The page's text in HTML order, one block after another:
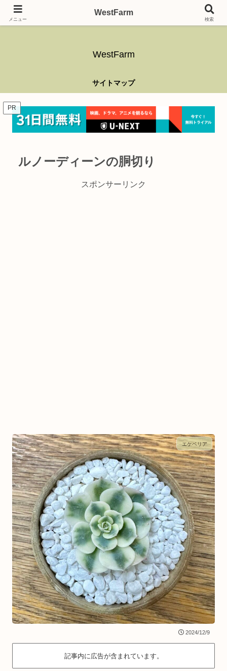
ガーデニング、アウトドア、キャンプ、釣り、乗り物、DIYなど難しい事はさ
WestFarm
サイトマップ
PR
ルノーディーンの胴切り
スポンサーリンク
エケベリア
2024/12/9
記事内に広告が含まれています。
メニュー
WestFarm
検索